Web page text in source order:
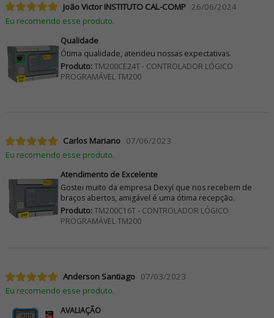
João Victor INSTITUTO CAL-COMP 26/06/2024
Eu recomendo esse produto.
Qualidade
Ótima qualidade, atendeu nossas expectativas.
Produto:TM200CE24T - CONTROLADOR LÓGICO
PROGRAMÁVEL TM200
Carlos Mariano 07/06/2023
Eu recomendo esse produto.
Atendimento de Excelente
Gostei muito da empresa Dexyí que nos recebem de
braços abertos, amigável é uma ótima recepção.
Produto:TM200C16T - CONTROLADOR LÓGICO
PROGRAMÁVEL TM200
Anderson Santiago 07/03/2023
Eu recomendo esse produto.
AVALIAÇÃO